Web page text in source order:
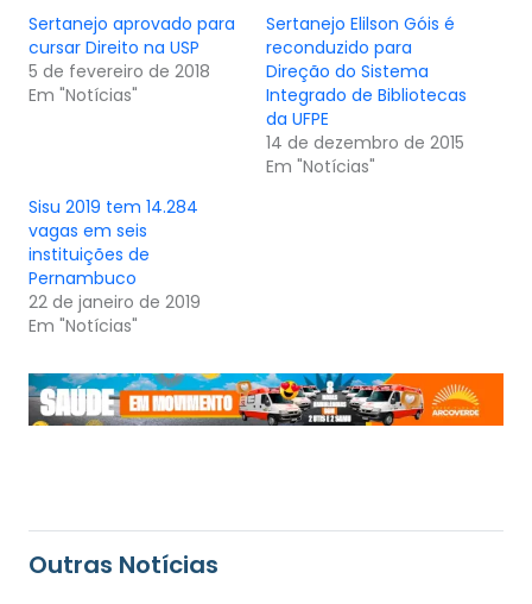
Sertanejo aprovado para
cursar Direito na USP
5 de fevereiro de 2018
Em "Notícias"
Sertanejo Elilson Góis é
reconduzido para
Direção do Sistema
Integrado de Bibliotecas
da UFPE
14 de dezembro de 2015
Em "Notícias"
Sisu 2019 tem 14.284
vagas em seis
instituições de
Pernambuco
22 de janeiro de 2019
Em "Notícias"
Outras Notícias